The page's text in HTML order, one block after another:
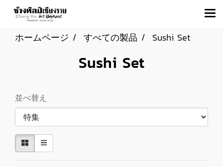
ホームページ すべての製品 Sushi Set
Sushi Set
並べ替え